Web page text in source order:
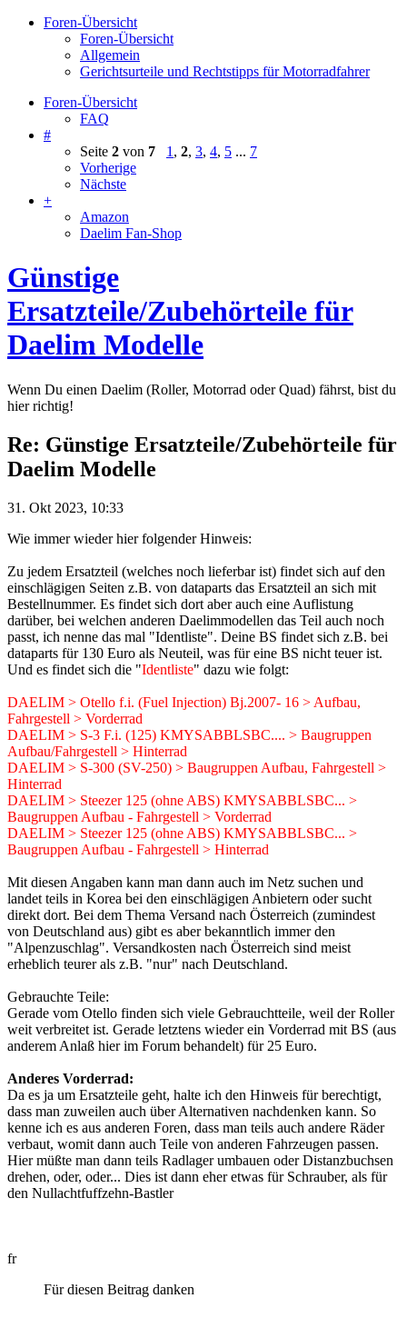
Foren-Übersicht
Foren-Übersicht
Allgemein
Gerichtsurteile und Rechtstipps für Motorradfahrer
Foren-Übersicht
FAQ
#
Seite 2 von 7 1 , 2, 3, 4, 5 ... 7
Vorherige
Nächste
+
Amazon
Daelim Fan-Shop
Günstige
Ersatzteile/Zubehörteile für
Daelim Modelle
Wenn Du einen Daelim (Roller, Motorrad oder Quad) fährst, bist du
hier richtig!
Re: Günstige Ersatzteile/Zubehörteile für
Daelim Modelle
31. Okt 2023, 10:33
Wie immer wieder hier folgender Hinweis:
Zu jedem Ersatzteil (welches noch lieferbar ist) findet sich auf den
einschlägigen Seiten z.B. von dataparts das Ersatzteil an sich mit
Bestellnummer. Es findet sich dort aber auch eine Auflistung
darüber, bei welchen anderen Daelimmodellen das Teil auch noch
passt, ich nenne das mal "Identliste". Deine BS findet sich z.B. bei
dataparts für 130 Euro als Neuteil, was für eine BS nicht teuer ist.
Und es findet sich die "Identliste" dazu wie folgt:
DAELIM > Otello f.i. (Fuel Injection) Bj.2007- 16 > Aufbau,
Fahrgestell > Vorderrad
DAELIM > S-3 F.i. (125) KMYSABBLSBC.... > Baugruppen
Aufbau/Fahrgestell > Hinterrad
DAELIM > S-300 (SV-250) > Baugruppen Aufbau, Fahrgestell >
Hinterrad
DAELIM > Steezer 125 (ohne ABS) KMYSABBLSBC... >
Baugruppen Aufbau - Fahrgestell > Vorderrad
DAELIM > Steezer 125 (ohne ABS) KMYSABBLSBC... >
Baugruppen Aufbau - Fahrgestell > Hinterrad
Mit diesen Angaben kann man dann auch im Netz suchen und
landet teils in Korea bei den einschlägigen Anbietern oder sucht
direkt dort. Bei dem Thema Versand nach Österreich (zumindest
von Deutschland aus) gibt es aber bekanntlich immer den
"Alpenzuschlag". Versandkosten nach Österreich sind meist
erheblich teurer als z.B. "nur" nach Deutschland.
Gebrauchte Teile:
Gerade vom Otello finden sich viele Gebrauchtteile, weil der Roller
weit verbreitet ist. Gerade letztens wieder ein Vorderrad mit BS (aus
anderem Anlaß hier im Forum behandelt) für 25 Euro.
Anderes Vorderrad:
Da es ja um Ersatzteile geht, halte ich den Hinweis für berechtigt,
dass man zuweilen auch über Alternativen nachdenken kann. So
kenne ich es aus anderen Foren, dass man teils auch andere Räder
verbaut, womit dann auch Teile von anderen Fahrzeugen passen.
Hier müßte man dann teils Radlager umbauen oder Distanzbuchsen
drehen, oder, oder... Dies ist dann eher etwas für Schrauber, als für
den Nullachtfuffzehn-Bastler
fr
Für diesen Beitrag danken